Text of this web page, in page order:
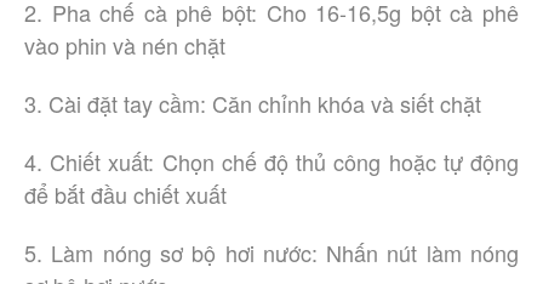
2. Pha chế cà phê bột: Cho 16-16,5g bột cà phê
vào phin và nén chặt
3. Cài đặt tay cầm: Căn chỉnh khóa và siết chặt
4. Chiết xuất: Chọn chế độ thủ công hoặc tự động
để bắt đầu chiết xuất
5. Làm nóng sơ bộ hơi nước: Nhấn nút làm nóng